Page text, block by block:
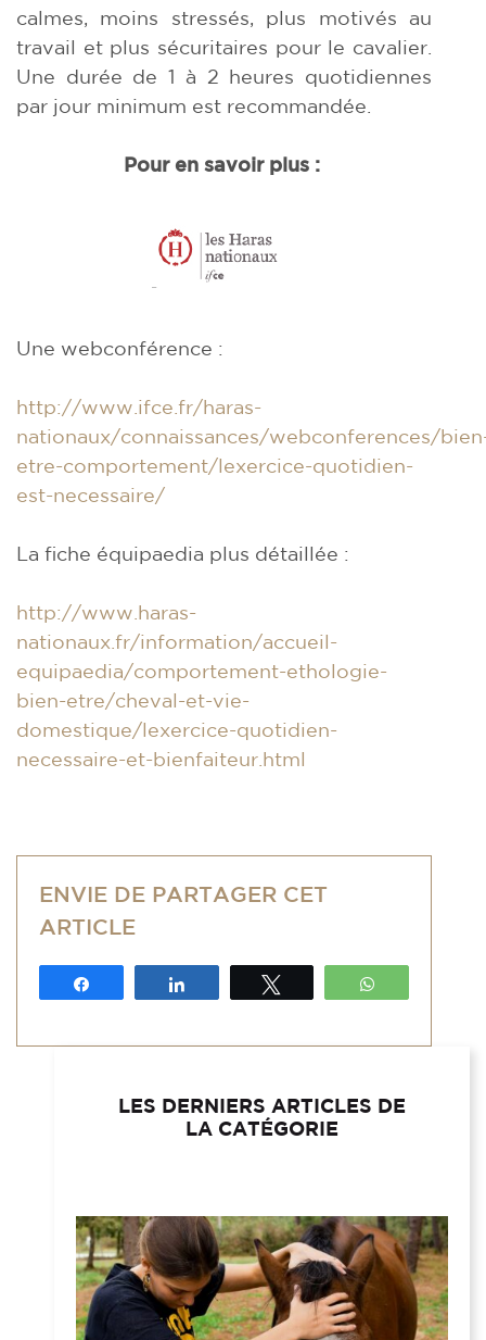
calmes, moins stressés, plus motivés au
travail et plus sécuritaires pour le cavalier.
Une durée de 1 à 2 heures quotidiennes
par jour minimum est recommandée.
Pour en savoir plus :
Une webconférence :
http://www.ifce.fr/haras-
nationaux/connaissances/webconferences/
etre-comportement/lexercice-quotidien-
est-necessaire/
La fiche équipaedia plus détaillée :
http://www.haras-
nationaux.fr/information/accueil-
equipaedia/comportement-ethologie-
bien-etre/cheval-et-vie-
domestique/lexercice-quotidien-
necessaire-et-bienfaiteur.html
ENVIE DE PARTAGER CET
ARTICLE
LES DERNIERS ARTICLES DE
LA CATÉGORIE